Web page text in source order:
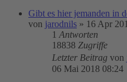
Gibt es hier jemanden in
von jarodnils » 16 Apr
1 Antworten
18838 Zugriffe
Letzter Beitrag von
06 Mai 2018 08:24